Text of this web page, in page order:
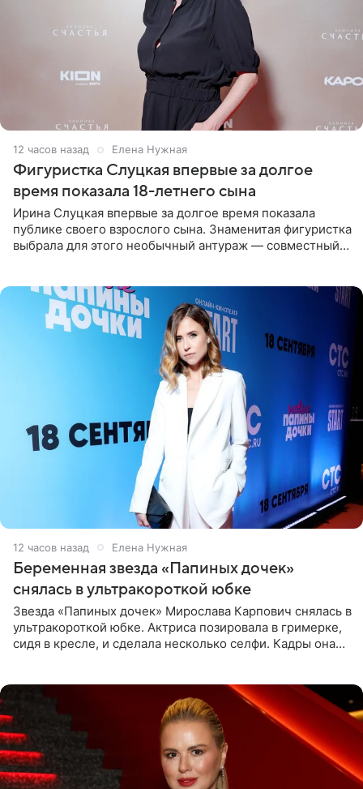
12 часов назад Елена Нужная
Фигуристка Слуцкая впервые за долгое
время показала 18-летнего сына
Ирина Слуцкая впервые за долгое время показала
публике своего взрослого сына. Знаменитая фигуристка
выбрала для этого необычный антураж — совместный
12 часов назад Елена Нужная
Беременная звезда «Папиных дочек»
снялась в ультракороткой юбке
Звезда «Папиных дочек» Мирослава Карпович снялась в
ультракороткой юбке. Актриса позировала в гримерке,
сидя в кресле, и сделала несколько селфи. Кадры она